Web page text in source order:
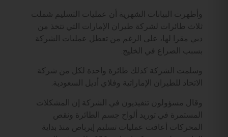
وأظهرت البيانات الشهرية أن ‌عمليات التسليم شملت
‌ثلاث طائرات لشركة طيران الإمارات التي تتخذ من
دبي مقرا لها، ​على الرغم من تعطل عمليات الشركة
بسبب الصراع في الخليج.
وسلمت الشركة ​كذلك طائرة واحدة لكل ‌من شركة
الاتحاد للطيران الإماراتية وفلاي أديل السعودية.
وقال مسؤولون تنفيذيون في الشركة إن المشكلات
المستمرة في توريد ألواح جسم الطائرة ونقص
⁠المحركات أعاقت عمليات تسليم إيرباص منذ بداية